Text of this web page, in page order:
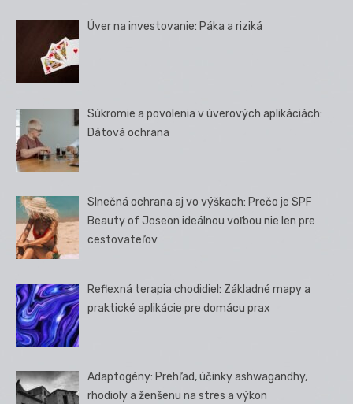
Úver na investovanie: Páka a riziká
Súkromie a povolenia v úverových aplikáciách:
Dátová ochrana
Slnečná ochrana aj vo výškach: Prečo je SPF
Beauty of Joseon ideálnou voľbou nie len pre
cestovateľov
Reflexná terapia chodidiel: Základné mapy a
praktické aplikácie pre domácu prax
Adaptogény: Prehľad, účinky ashwagandhy,
rhodioly a ženšenu na stres a výkon